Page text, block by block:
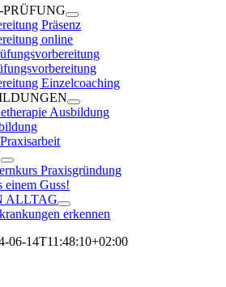
Präsenz
online
Einzelcoaching
Ausbildung
Praxisgründung
einem Guss!
ALLTAG
erkennen
06-14T11:48:10+02:00